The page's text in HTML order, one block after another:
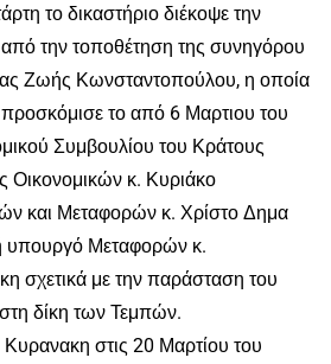
το δικαστήριο διέκοψε την
την τοποθέτηση της συνηγόρου
Ζωής Κωνσταντοπούλου, η οποία
το από 6 Μαρτιου του
Συμβουλίου του Κράτους
Οικονομικών κ. Κυριάκο
και Μεταφορών κ. Χρίστο Δημα
υπουργό Μεταφορών κ.
σχετικά με την παράσταση του
δίκη των Τεμπών.
στις 20 Μαρτίου του